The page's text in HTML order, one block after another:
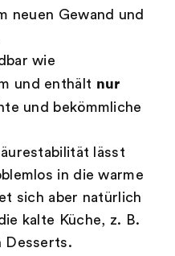
neuen Gewand und
wie
und enthält nur
und bekömmliche
lässt
in die warme
sich aber natürlich
kalte Küche, z. B.
Desserts.